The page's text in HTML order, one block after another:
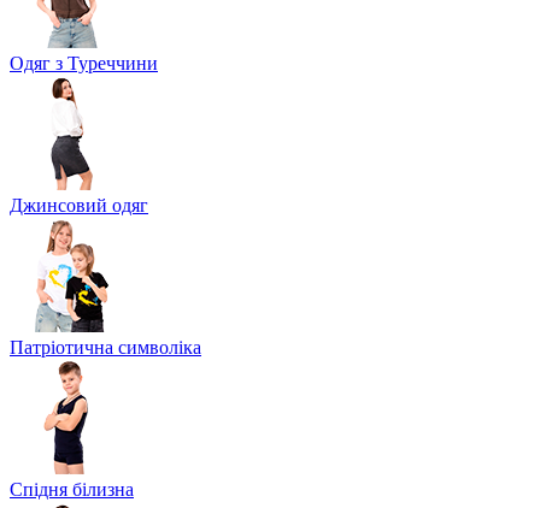
Одяг з Туреччини
Джинсовий одяг
Патріотична символіка
Спідня білизна